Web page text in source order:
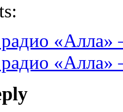
радио «Алла»
радио